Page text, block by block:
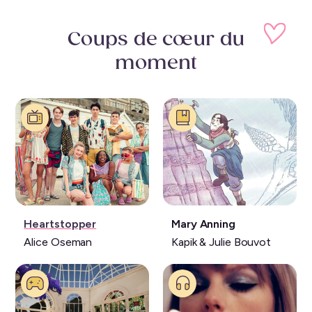
Coups de cœur du
moment
Série:
Heartstopper
Alice Oseman
Livre:
Mary Anning
Kapik & Julie Bouvot